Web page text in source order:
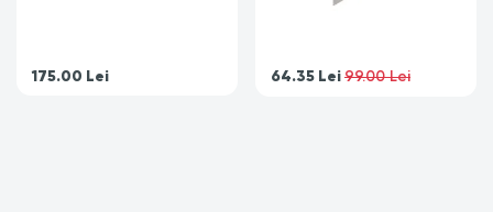
175.00 Lei 64.35 Lei99.00 Lei